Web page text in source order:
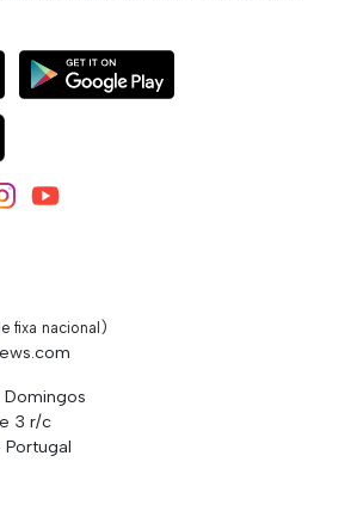
fixa nacional)
Domingos
3 r/c